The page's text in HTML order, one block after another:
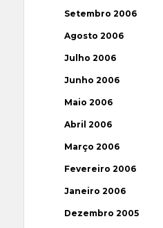
Setembro 2006
Agosto 2006
Julho 2006
Junho 2006
Maio 2006
Abril 2006
Março 2006
Fevereiro 2006
Janeiro 2006
Dezembro 2005